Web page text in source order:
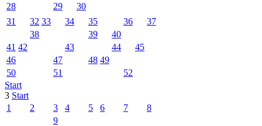
28
29
30
31
32 33 34 35 36
37
38
39
40
41 42 43 44
45
46
47 48 49
50
51
52
Start
3 Start
1
2 3 4 5 6 7
8
9